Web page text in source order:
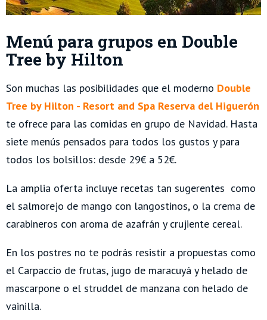
Menú para grupos en Double
Tree by Hilton
Son muchas las posibilidades que el moderno Double
Tree by Hilton - Resort and Spa Reserva del Higuerón
te ofrece para las comidas en grupo de Navidad. Hasta
siete menús pensados para todos los gustos y para
todos los bolsillos: desde 29€ a 52€.
La amplia oferta incluye recetas tan sugerentes como
el salmorejo de mango con langostinos, o la crema de
carabineros con aroma de azafrán y crujiente cereal.
En los postres no te podrás resistir a propuestas como
el Carpaccio de frutas, jugo de maracuyá y helado de
mascarpone o el struddel de manzana con helado de
vainilla.